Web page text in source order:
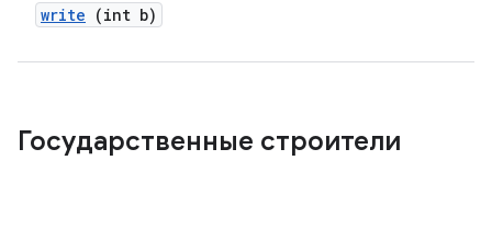
write (int b)
Государственные строители